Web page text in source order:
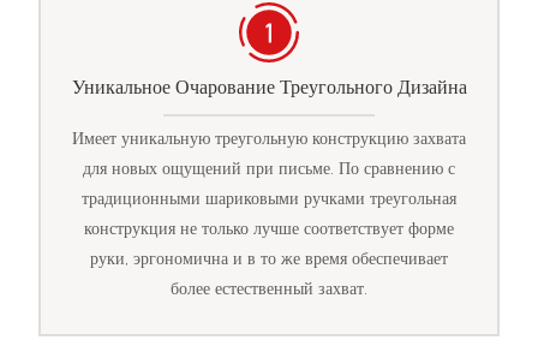
Уникальное Очарование Треугольного Дизайна
Имеет уникальную треугольную конструкцию захвата
для новых ощущений при письме. По сравнению с
традиционными шариковыми ручками треугольная
конструкция не только лучше соответствует форме
руки, эргономична и в то же время обеспечивает
более естественный захват.